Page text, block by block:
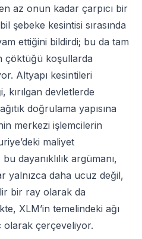
az onun kadar çarpıcı bir
şebeke kesintisi sırasında
ettiğini bildirdi; bu da tam
çöktüğü koşullarda
Altyapı kesintileri
kırılgan devletlerde
doğrulama yapısına
merkezi işlemcilerin
maliyet
dayanıklılık argümanı,
yalnızca daha ucuz değil,
bir ray olarak da
XLM’in temelindeki ağı
çerçeveliyor.